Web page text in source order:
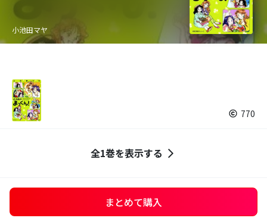
小池田マヤ
770
全1巻を表示する
まとめて購入